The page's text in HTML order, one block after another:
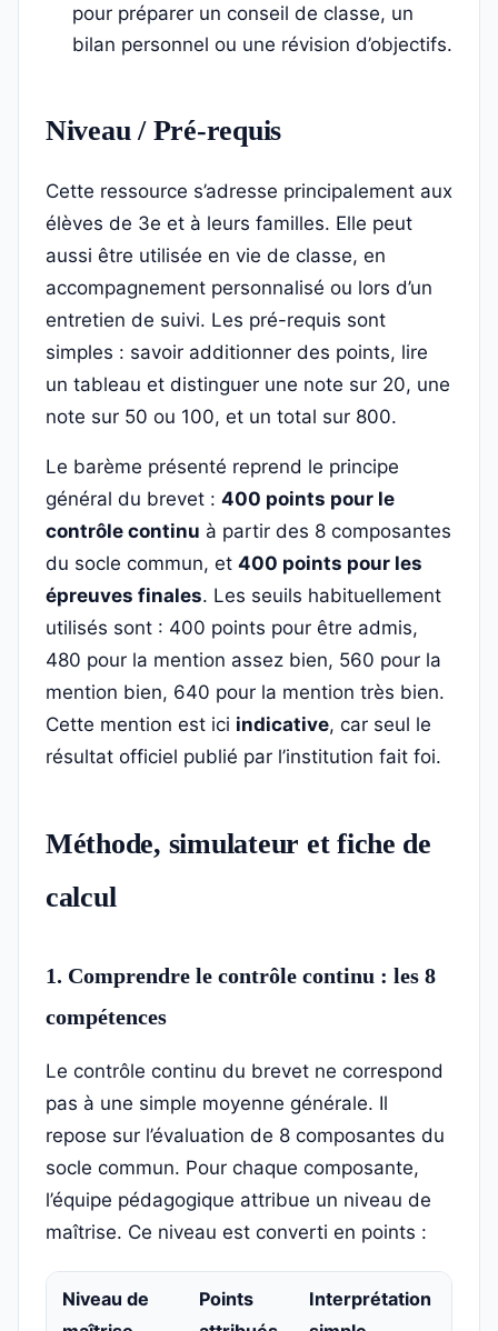
pour préparer un conseil de classe, un
bilan personnel ou une révision d’objectifs.
Niveau / Pré-requis
Cette ressource s’adresse principalement aux
élèves de 3e et à leurs familles. Elle peut
aussi être utilisée en vie de classe, en
accompagnement personnalisé ou lors d’un
entretien de suivi. Les pré-requis sont
simples : savoir additionner des points, lire
un tableau et distinguer une note sur 20, une
note sur 50 ou 100, et un total sur 800.
Le barème présenté reprend le principe
général du brevet : 400 points pour le
contrôle continu à partir des 8 composantes
du socle commun, et 400 points pour les
épreuves finales. Les seuils habituellement
utilisés sont : 400 points pour être admis,
480 pour la mention assez bien, 560 pour la
mention bien, 640 pour la mention très bien.
Cette mention est ici indicative, car seul le
résultat officiel publié par l’institution fait foi.
Méthode, simulateur et fiche de
calcul
1. Comprendre le contrôle continu : les 8
compétences
Le contrôle continu du brevet ne correspond
pas à une simple moyenne générale. Il
repose sur l’évaluation de 8 composantes du
socle commun. Pour chaque composante,
l’équipe pédagogique attribue un niveau de
maîtrise. Ce niveau est converti en points :
Niveau de
Points
Interprétation